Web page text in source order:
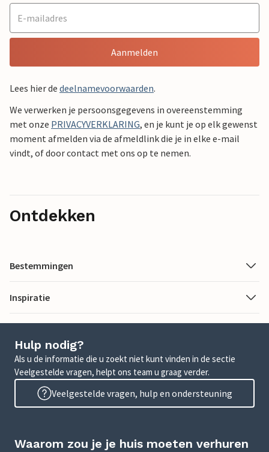
Aanmelden
Lees hier de deelnamevoorwaarden.
We verwerken je persoonsgegevens in overeenstemming
met onze PRIVACYVERKLARING, en je kunt je op elk gewenst
moment afmelden via de afmeldlink die je in elke e-mail
vindt, of door contact met ons op te nemen.
Ontdekken
Bestemmingen
Inspiratie
Hulp nodig?
Als u de informatie die u zoekt niet kunt vinden in de sectie
Veelgestelde vragen, helpt ons team u graag verder.
Veelgestelde vragen, hulp en ondersteuning
Waarom zou je je huis moeten verhuren